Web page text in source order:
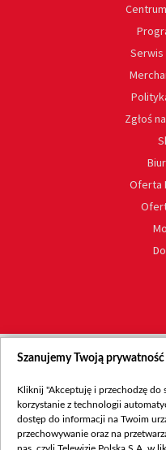
Zgłoś
Oferta
Szanujemy Twoją prywatność
Kliknij "Akceptuję i przechodzę do
korzystanie z technologii
dostęp do informacji na Twoim
przechowywanie oraz na